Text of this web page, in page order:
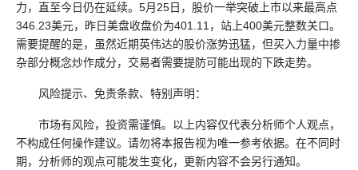
力，直至今日仍在延续。5月25日，股价一举突破上市以来最高点
346.23美元，昨日美盘收盘价为401.11，站上400美元整数关口。
需要提醒的是，虽然近期英伟达的股价涨势迅猛，但买入力量中掺
杂部分概念炒作成分，交易者需要提防可能出现的下跌走势。
风险提示、免责条款、特别声明：
市场有风险，投资需谨慎。以上内容仅代表分析师个人观点，
不构成任何操作建议。请勿将本报告视为唯一参考依据。在不同时
期，分析师的观点可能发生变化，更新内容不会另行通知。